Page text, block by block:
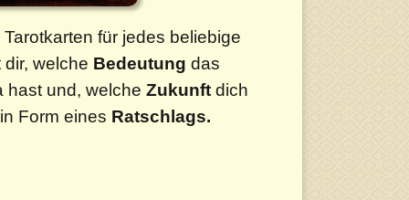
für jedes beliebige
welche Bedeutung das
und, welche Zukunftdich
Form eines Ratschlags.